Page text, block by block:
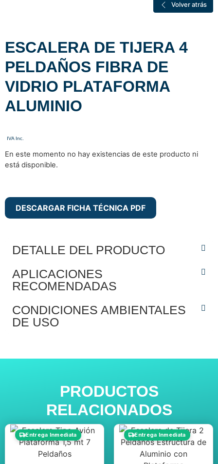
Volver atrás
ESCALERA DE TIJERA 4
PELDAÑOS FIBRA DE
VIDRIO PLATAFORMA
ALUMINIO
En este momento no hay existencias de este producto ni
está disponible.
DESCARGAR FICHA TÉCNICA PDF
DETALLE DEL PRODUCTO
APLICACIONES
RECOMENDADAS
CONDICIONES AMBIENTALES
DE USO
PRODUCTOS
RELACIONADOS
Entrega Inmediata Entrega Inmediata